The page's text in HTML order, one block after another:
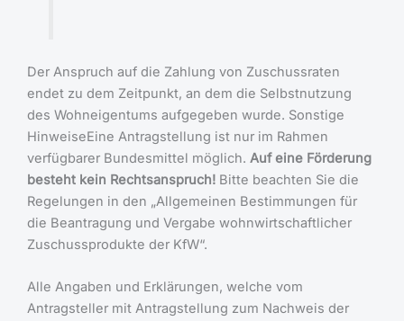
Der Anspruch auf die Zahlung von Zuschussraten
endet zu dem Zeitpunkt, an dem die Selbstnutzung
des Wohneigentums aufgegeben wurde. Sonstige
HinweiseEine Antragstellung ist nur im Rahmen
verfügbarer Bundesmittel möglich. Auf eine Förderung
besteht kein Rechtsanspruch! Bitte beachten Sie die
Regelungen in den „Allgemeinen Bestimmungen für
die Beantragung und Vergabe wohnwirtschaftlicher
Zuschussprodukte der KfW“.
Alle Angaben und Erklärungen, welche vom
Antragsteller mit Antragstellung zum Nachweis der